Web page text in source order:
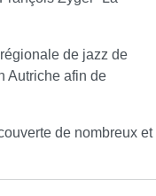
de jazz de
Autriche afin de
de nombreux et